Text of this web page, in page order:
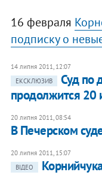
16 февраля
подписку о
14 липня 2011, 12:07
ЕКСКЛЮЗИВ
Суд по
продолжится 20
20 липня 2011, 08:54
В Печерском
20 липня 2011, 15:07
ВІДЕО